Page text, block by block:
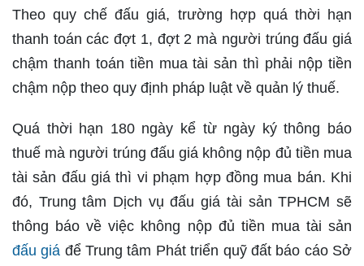
Theo quy chế đấu giá, trường hợp quá thời hạn
thanh toán các đợt 1, đợt 2 mà người trúng đấu giá
chậm thanh toán tiền mua tài sản thì phải nộp tiền
chậm nộp theo quy định pháp luật về quản lý thuế.
Quá thời hạn 180 ngày kể từ ngày ký thông báo
thuế mà người trúng đấu giá không nộp đủ tiền mua
tài sản đấu giá thì vi phạm hợp đồng mua bán. Khi
đó, Trung tâm Dịch vụ đấu giá tài sản TPHCM sẽ
thông báo về việc không nộp đủ tiền mua tài sản
đấu giá để Trung tâm Phát triển quỹ đất báo cáo Sở